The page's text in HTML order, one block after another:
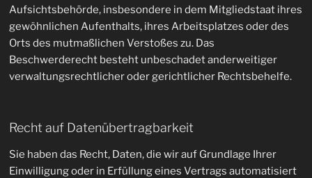
Aufsichtsbehörde, insbesondere in dem Mitgliedstaat ihres
gewöhnlichen Aufenthalts, ihres Arbeitsplatzes oder des
Orts des mutmaßlichen Verstoßes zu. Das
Beschwerderecht besteht unbeschadet anderweitiger
verwaltungsrechtlicher oder gerichtlicher Rechtsbehelfe.
Recht auf Daten­übertrag­barkeit
Sie haben das Recht, Daten, die wir auf Grundlage Ihrer
Einwilligung oder in Erfüllung eines Vertrags automatisiert